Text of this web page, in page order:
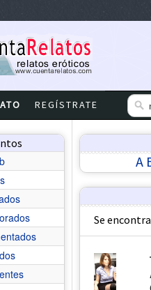
REGÍSTRATE
A
Se